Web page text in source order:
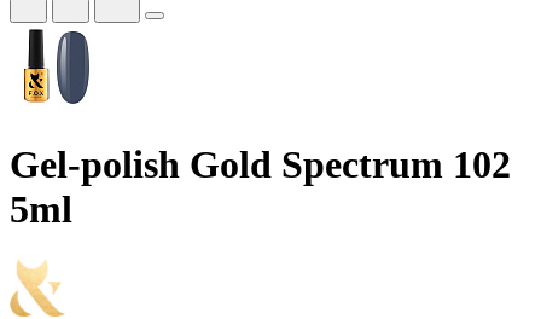
Gel-polish Gold Spectrum 102
5ml